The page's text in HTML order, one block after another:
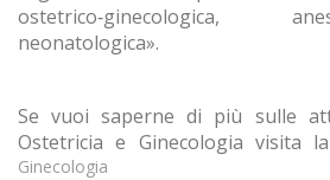
ostetrico‑ginecologica,
neonatologica».
Se vuoi saperne di più sulle
Ostetricia e Ginecologia visita
Ginecologia